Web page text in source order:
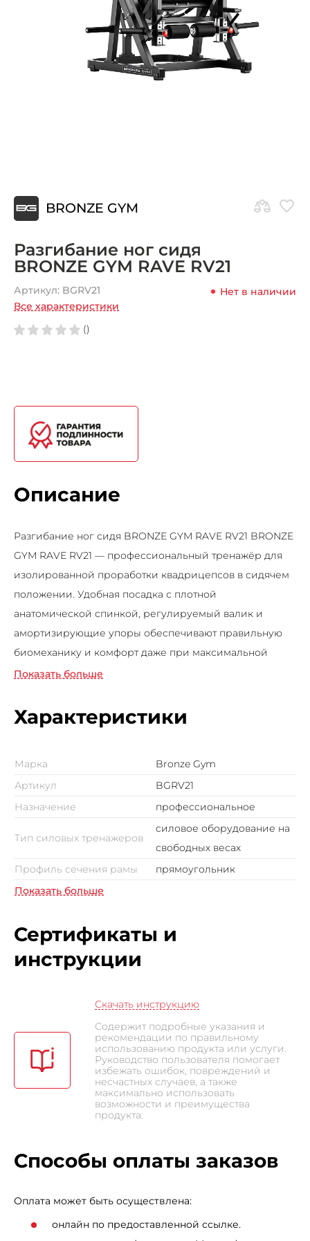
BRONZE GYM
Разгибание ног сидя
BRONZE GYM RAVE RV21
Артикул: BGRV21
Нет в наличии
Все характеристики
()
Описание
Разгибание ног сидя BRONZE GYM RAVE RV21 BRONZE
GYM RAVE RV21 — профессиональный тренажёр для
изолированной проработки квадрицепсов в сидячем
положении. Удобная посадка с плотной
анатомической спинкой, регулируемый валик и
амортизирующие упоры обеспечивают правильную
биомеханику и комфорт даже при максимальной
нагрузке. Плавный ход, надёжная конструкция и
делают RV21 идеальным решением для любого уровня
подготовки. RAVE — это стабильность, безопасность и
RV21 — выбор тех, кто делает силу точной.
Показать больше
Характеристики
Марка
Bronze Gym
Артикул
BGRV21
Назначение
профессиональное
Тип силовых тренажеров
cиловое оборудование на
свободных весах
Профиль сечения рамы
прямоугольник
Показать больше
Сертификаты и
инструкции
Скачать инструкцию
Содержит подробные указания и
рекомендации по правильному
использованию продукта или услуги.
Руководство пользователя помогает
избежать ошибок, повреждений и
несчастных случаев, а также
максимально использовать
возможности и преимущества
продукта.
Способы оплаты заказов
Оплата может быть осуществлена:
онлайн по предоставленной ссылке.